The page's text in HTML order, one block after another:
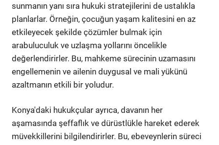
sunmanın yanı sıra hukuki stratejilerini de ustalıkla
planlarlar. Örneğin, çocuğun yaşam kalitesini en az
etkileyecek şekilde çözümler bulmak için
arabuluculuk ve uzlaşma yollarını öncelikle
değerlendirirler. Bu, mahkeme sürecinin uzamasını
engellemenin ve ailenin duygusal ve mali yükünü
azaltmanın etkili bir yoludur.
Konya'daki hukukçular ayrıca, davanın her
aşamasında şeffaflık ve dürüstlükle hareket ederek
müvekkillerini bilgilendirirler. Bu, ebeveynlerin süreci